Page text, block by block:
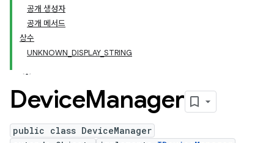
공개 생성자
공개 메서드
상수
UNKNOWN_DISPLAY_STRING
DeviceManager
public class DeviceManager